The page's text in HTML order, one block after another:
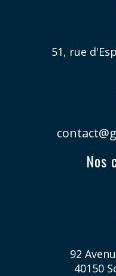
51, rue
92
40150